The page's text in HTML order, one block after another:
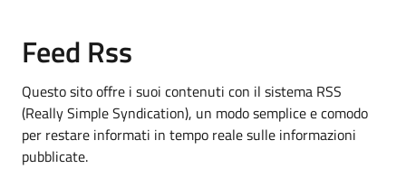
Feed Rss
Questo sito offre i suoi contenuti con il sistema RSS
(Really Simple Syndication), un modo semplice e comodo
per restare informati in tempo reale sulle informazioni
pubblicate.